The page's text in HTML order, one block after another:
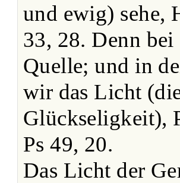
und ewig) sehe,
33, 28. Denn
Quelle; und in
wir das Licht
Glückseligkeit),
Ps 49, 20.
Das Licht der